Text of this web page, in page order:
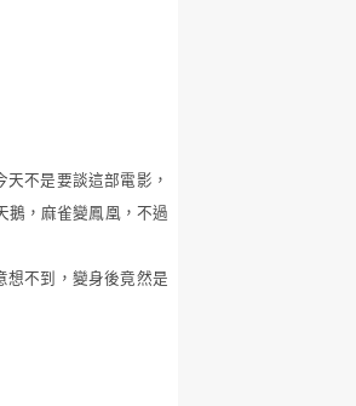
不是要談這部電影，
鵝，麻雀變鳳凰，不過
想不到，變身後竟然是